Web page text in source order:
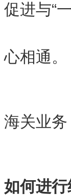
促进与“
心相通。
海关业务
如何进行